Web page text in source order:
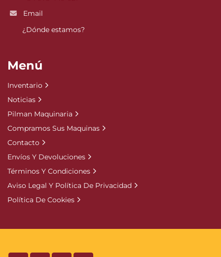
Email
¿Dónde estamos?
Menú
Inventario
Noticias
Pilman Maquinaria
Compramos Sus Maquinas
Contacto
Envíos Y Devoluciones
Términos Y Condiciones
Aviso Legal Y Política De Privacidad
Política De Cookies